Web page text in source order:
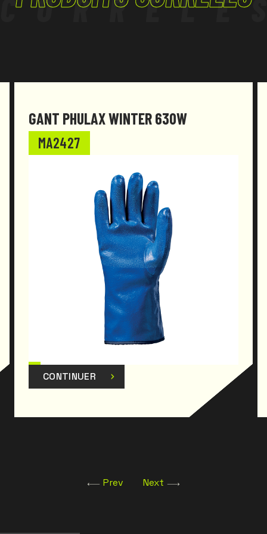
GANT PHULAX WINTER 630W
MA2427
CONTINUER
Prev Next